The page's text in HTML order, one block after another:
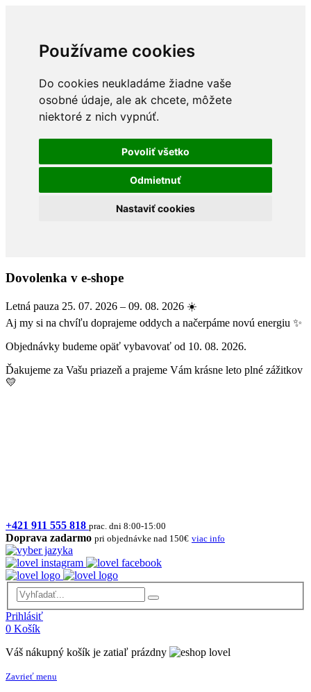
Používame cookies
Do cookies neukladáme žiadne vaše
osobné údaje, ale ak chcete, môžete
niektoré z nich vypnúť.
Povoliť všetko
Odmietnuť
Nastaviť cookies
Dovolenka v e-shope
Letná pauza 25. 07. 2026 – 09. 08. 2026 ☀️
Aj my si na chvíľu doprajeme oddych a načerpáme novú energiu ✨
Objednávky budeme opäť vybavovať od 10. 08. 2026.
Ďakujeme za Vašu priazeň a prajeme Vám krásne leto plné zážitkov
💛
+421 911 555 818 prac. dni 8:00-15:00
Doprava zadarmo pri objednávke nad 150€ viac info
Prihlásiť
0 Košík
Váš nákupný košík je zatiaľ prázdny
Zavrieť menu